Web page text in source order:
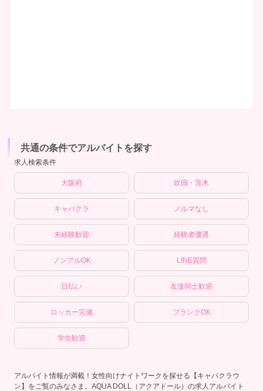
共通の条件でアルバイトを探す
求人検索条件
大阪府 吹田・茨木
キャバクラ ノルマなし
未経験歓迎 経験者優遇
ノンアルOK LINE質問
日払い 友達同士歓迎
ロッカー完備 ブランクOK
学生歓迎
アルバイト情報が満載！女性向けナイトワークを探せる【キャバクラウ
ン】をご覧のみなさま。AQUA DOLL（アクアドール）の求人アルバイト